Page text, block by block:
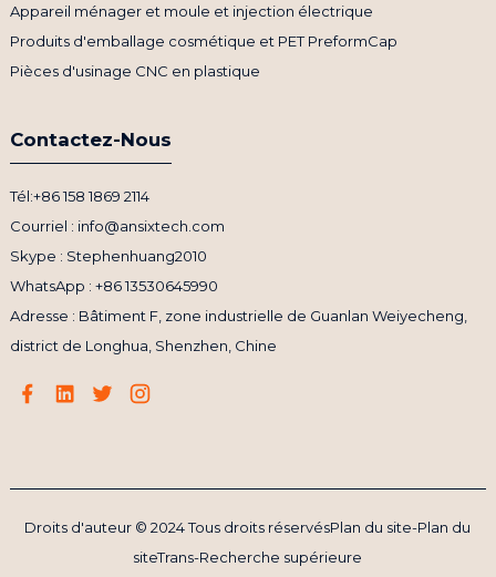
Appareil ménager et moule et injection électrique
Produits d'emballage cosmétique et PET PreformCap
Pièces d'usinage CNC en plastique
Contactez-Nous
Tél:+86 158 1869 2114
Courriel : info@ansixtech.com
Skype : Stephenhuang2010
WhatsApp : +86 13530645990
Adresse : Bâtiment F, zone industrielle de Guanlan Weiyecheng,
district de Longhua, Shenzhen, Chine
Droits d'auteur © 2024 Tous droits réservésPlan du site-Plan du
siteTrans-Recherche supérieure